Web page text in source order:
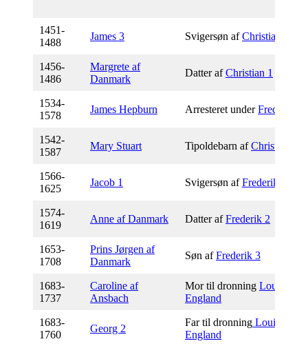
1451-
1488
James 3 Svigersøn afChristian 1
1456-
1486
Margrete af
Danmark
Datter afChristian 1
1534-
1578
James Hepburn Arresteret underFrederik 2
1542-
1587
Mary Stuart Tipoldebarn afChristian 1
1566-
1625
Jacob 1 Svigersøn afFrederik 2
1574-
1619
Anne af Danmark Datter afFrederik 2
1653-
1708
Prins Jørgen af
Danmark
Søn afFrederik 3
1683-
1737
Caroline af
Ansbach
Mor til dronning Louise af
England
1683-
1760
Georg 2
Far til dronning Louise af
England